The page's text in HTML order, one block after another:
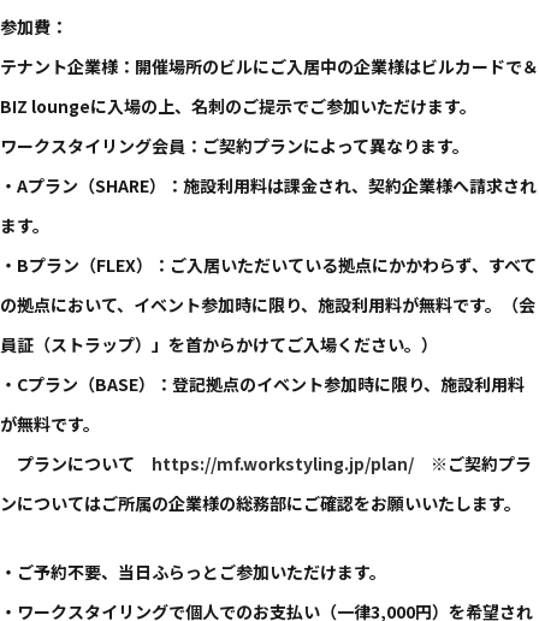
参加費：
テナント企業様：開催場所のビルにご入居中の企業様はビルカードで＆
BIZ loungeに入場の上、名刺のご提示でご参加いただけます。
ワークスタイリング会員：ご契約プランによって異なります。
・Aプラン（SHARE）：施設利用料は課金され、契約企業様へ請求され
ます。
・Bプラン（FLEX）：ご入居いただいている拠点にかかわらず、すべて
の拠点において、イベント参加時に限り、施設利用料が無料です。（会
員証（ストラップ）」を首からかけてご入場ください。）
・Cプラン（BASE）：登記拠点のイベント参加時に限り、施設利用料
が無料です。
プランについて https://mf.workstyling.jp/plan/ ※ご契約プラ
ンについてはご所属の企業様の総務部にご確認をお願いいたします。
・ご予約不要、当日ふらっとご参加いただけます。
・ワークスタイリングで個人でのお支払い（一律3,000円）を希望され